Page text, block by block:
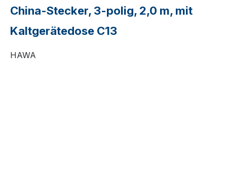
China-Stecker, 3-polig, 2,0 m, mit
Kaltgerätedose C13
HAWA